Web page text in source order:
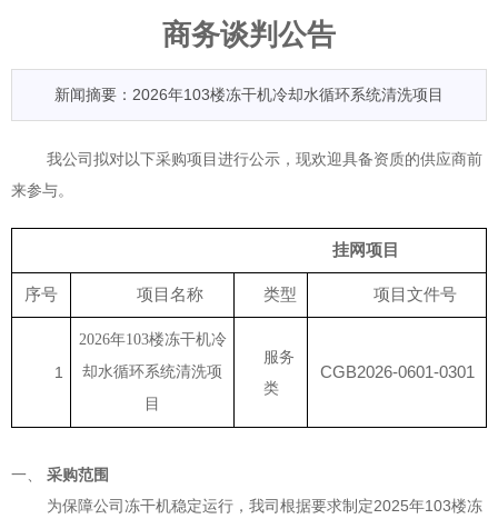
商务谈判公告
新闻摘要：2026年103楼冻干机冷却水循环系统清洗项目
我公司拟对以下采购项目进行公示，现欢迎具备资质的供应商前
来参与。
挂网项目
序号 项目名称 类型 项目文件号
1
2026年103楼冻干机冷
却水循环系统清洗项
目
服务
类
CGB2026-0601-0301
一、
采购范围
为保障公司冻干机稳定运行，我司根据要求制定2025年103楼冻